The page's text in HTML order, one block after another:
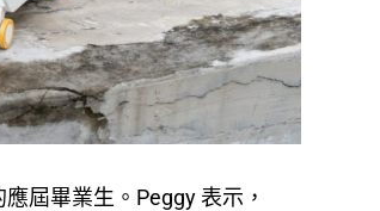
屆畢業生。Peggy 表示，